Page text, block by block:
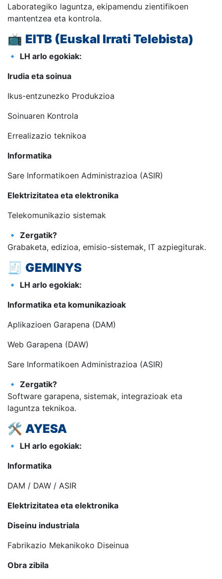
Laborategiko laguntza, ekipamendu zientifikoen
mantentzea eta kontrola.
📺 EITB (Euskal Irrati Telebista)
🔹 LH arlo egokiak:
Irudia eta soinua
Ikus-entzunezko Produkzioa
Soinuaren Kontrola
Errealizazio teknikoa
Informatika
Sare Informatikoen Administrazioa (ASIR)
Elektrizitatea eta elektronika
Telekomunikazio sistemak
🔹 Zergatik?
Grabaketa, edizioa, emisio-sistemak, IT azpiegiturak.
🧾 GEMINYS
🔹 LH arlo egokiak:
Informatika eta komunikazioak
Aplikazioen Garapena (DAM)
Web Garapena (DAW)
Sare Informatikoen Administrazioa (ASIR)
🔹 Zergatik?
Software garapena, sistemak, integrazioak eta
laguntza teknikoa.
🛠️ AYESA
🔹 LH arlo egokiak:
Informatika
DAM / DAW / ASIR
Elektrizitatea eta elektronika
Diseinu industriala
Fabrikazio Mekanikoko Diseinua
Obra zibila